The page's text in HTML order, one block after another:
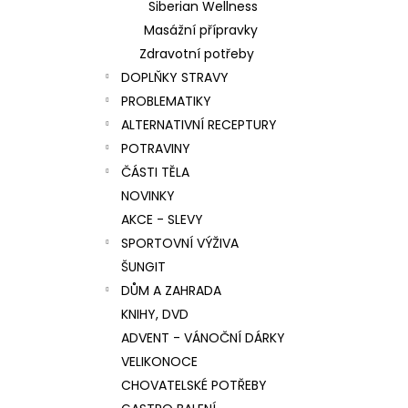
Siberian Wellness
Masážní přípravky
Zdravotní potřeby
DOPLŇKY STRAVY
PROBLEMATIKY
ALTERNATIVNÍ RECEPTURY
POTRAVINY
ČÁSTI TĚLA
NOVINKY
AKCE - SLEVY
SPORTOVNÍ VÝŽIVA
ŠUNGIT
DŮM A ZAHRADA
KNIHY, DVD
ADVENT - VÁNOČNÍ DÁRKY
VELIKONOCE
CHOVATELSKÉ POTŘEBY